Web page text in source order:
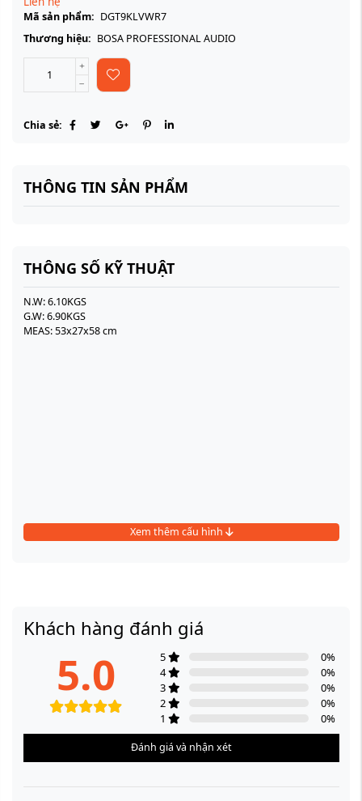
Mã sản phẩm: DGT9KLVWR7
Thương hiệu: BOSA PROFESSIONAL AUDIO
Chia sẻ:
THÔNG TIN SẢN PHẨM
THÔNG SỐ KỸ THUẬT
N.W: 6.10KGS
G.W: 6.90KGS
MEAS: 53x27x58 cm
Xem thêm cấu hình
Khách hàng đánh giá
5.0 5 0%
4
0%
3
0%
2
0%
1
0%
Đánh giá và nhận xét